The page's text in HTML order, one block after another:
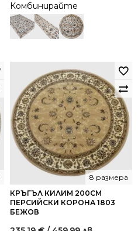
Комбинирайте
КРЪГЪЛ КИЛИМ 200СМ
ПЕРСИЙСКИ КОРОНА 1803
БЕЖОВ
8 размера